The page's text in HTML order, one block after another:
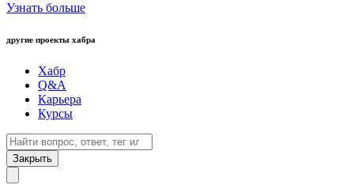
Узнать больше
другие проекты хабра
Хабр
Q&A
Карьера
Курсы
Закрыть